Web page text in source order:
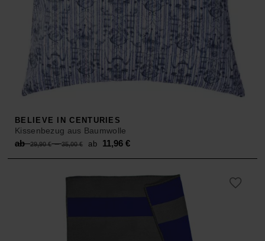
BELIEVE IN CENTURIES
Kissenbezug aus Baumwolle
ab29,90€–35,00€
Original
price
ab 11,96 €Current
price